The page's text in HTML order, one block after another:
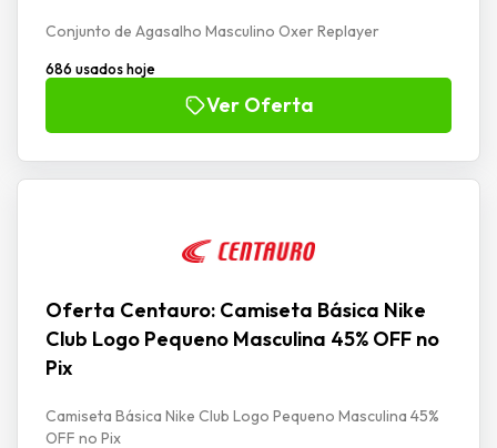
Conjunto de Agasalho Masculino Oxer Replayer
686 usados hoje
Ver Oferta
Oferta Centauro: Camiseta Básica Nike
Club Logo Pequeno Masculina 45% OFF no
Pix
Camiseta Básica Nike Club Logo Pequeno Masculina 45%
OFF no Pix